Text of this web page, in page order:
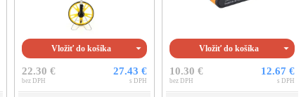
Vložiť do košíka
22.30 €
bez DPH
27.43 €
s DPH
Vložiť do košíka
10.30 €
bez DPH
12.67 €
s DPH